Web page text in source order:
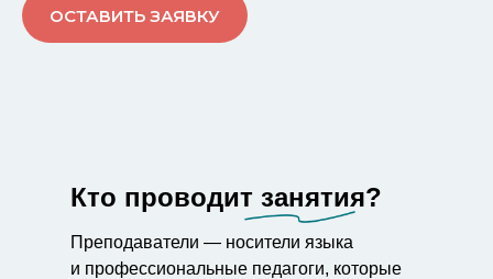
ОСТАВИТЬ ЗАЯВКУ
Преподаватели — носители языка
и профессиональные педагоги, которые
Кто проводит занятия?